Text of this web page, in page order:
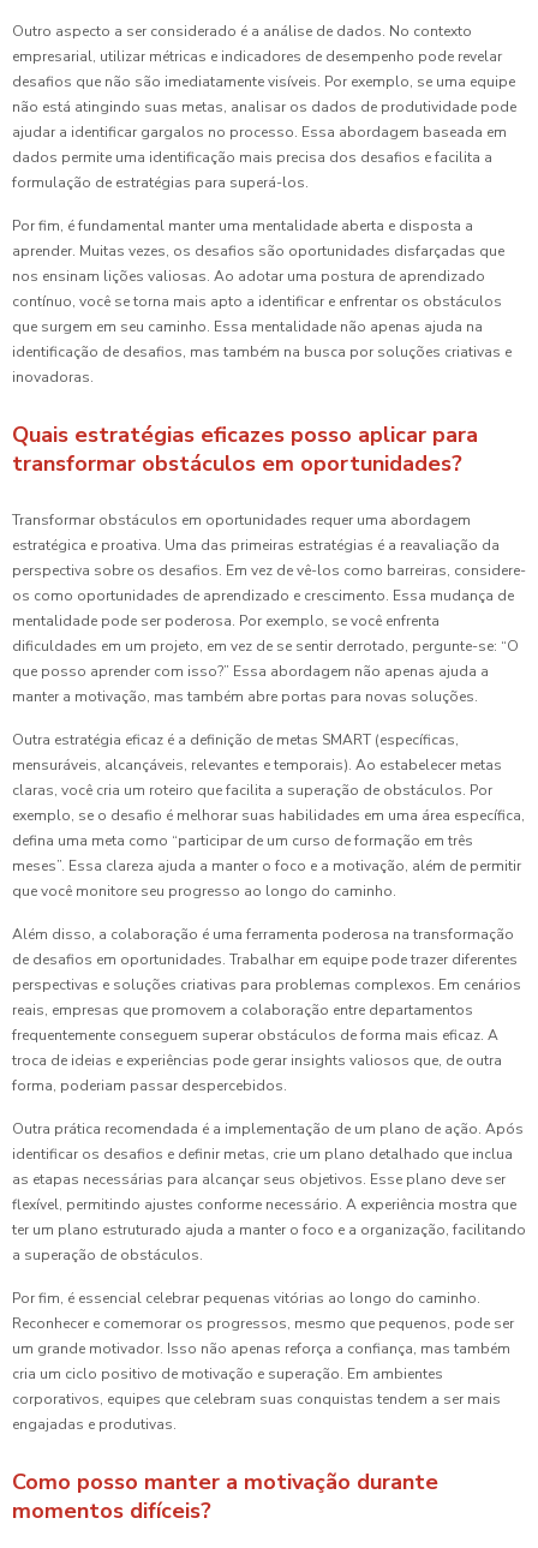
Outro aspecto a ser considerado é a análise de dados. No contexto
empresarial, utilizar métricas e indicadores de desempenho pode revelar
desafios que não são imediatamente visíveis. Por exemplo, se uma equipe
não está atingindo suas metas, analisar os dados de produtividade pode
ajudar a identificar gargalos no processo. Essa abordagem baseada em
dados permite uma identificação mais precisa dos desafios e facilita a
formulação de estratégias para superá-los.
Por fim, é fundamental manter uma mentalidade aberta e disposta a
aprender. Muitas vezes, os desafios são oportunidades disfarçadas que
nos ensinam lições valiosas. Ao adotar uma postura de aprendizado
contínuo, você se torna mais apto a identificar e enfrentar os obstáculos
que surgem em seu caminho. Essa mentalidade não apenas ajuda na
identificação de desafios, mas também na busca por soluções criativas e
inovadoras.
Quais estratégias eficazes posso aplicar para
transformar obstáculos em oportunidades?
Transformar obstáculos em oportunidades requer uma abordagem
estratégica e proativa. Uma das primeiras estratégias é a reavaliação da
perspectiva sobre os desafios. Em vez de vê-los como barreiras, considere-
os como oportunidades de aprendizado e crescimento. Essa mudança de
mentalidade pode ser poderosa. Por exemplo, se você enfrenta
dificuldades em um projeto, em vez de se sentir derrotado, pergunte-se: “O
que posso aprender com isso?” Essa abordagem não apenas ajuda a
manter a motivação, mas também abre portas para novas soluções.
Outra estratégia eficaz é a definição de metas SMART (específicas,
mensuráveis, alcançáveis, relevantes e temporais). Ao estabelecer metas
claras, você cria um roteiro que facilita a superação de obstáculos. Por
exemplo, se o desafio é melhorar suas habilidades em uma área específica,
defina uma meta como “participar de um curso de formação em três
meses”. Essa clareza ajuda a manter o foco e a motivação, além de permitir
que você monitore seu progresso ao longo do caminho.
Além disso, a colaboração é uma ferramenta poderosa na transformação
de desafios em oportunidades. Trabalhar em equipe pode trazer diferentes
perspectivas e soluções criativas para problemas complexos. Em cenários
reais, empresas que promovem a colaboração entre departamentos
frequentemente conseguem superar obstáculos de forma mais eficaz. A
troca de ideias e experiências pode gerar insights valiosos que, de outra
forma, poderiam passar despercebidos.
Outra prática recomendada é a implementação de um plano de ação. Após
identificar os desafios e definir metas, crie um plano detalhado que inclua
as etapas necessárias para alcançar seus objetivos. Esse plano deve ser
flexível, permitindo ajustes conforme necessário. A experiência mostra que
ter um plano estruturado ajuda a manter o foco e a organização, facilitando
a superação de obstáculos.
Por fim, é essencial celebrar pequenas vitórias ao longo do caminho.
Reconhecer e comemorar os progressos, mesmo que pequenos, pode ser
um grande motivador. Isso não apenas reforça a confiança, mas também
cria um ciclo positivo de motivação e superação. Em ambientes
corporativos, equipes que celebram suas conquistas tendem a ser mais
engajadas e produtivas.
Como posso manter a motivação durante
momentos difíceis?